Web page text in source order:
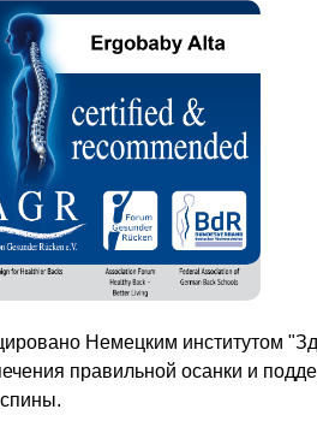
Немецким институтом
правильной осанки и